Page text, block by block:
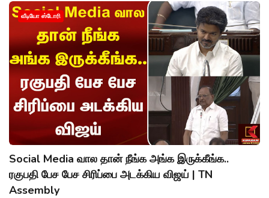
வீடியோ ஸ்டோரி
Social Media வால தான் நீங்க அங்க இருக்கீங்க..
ரகுபதி பேச பேச சிரிப்பை அடக்கிய விஜய் | TN
Assembly